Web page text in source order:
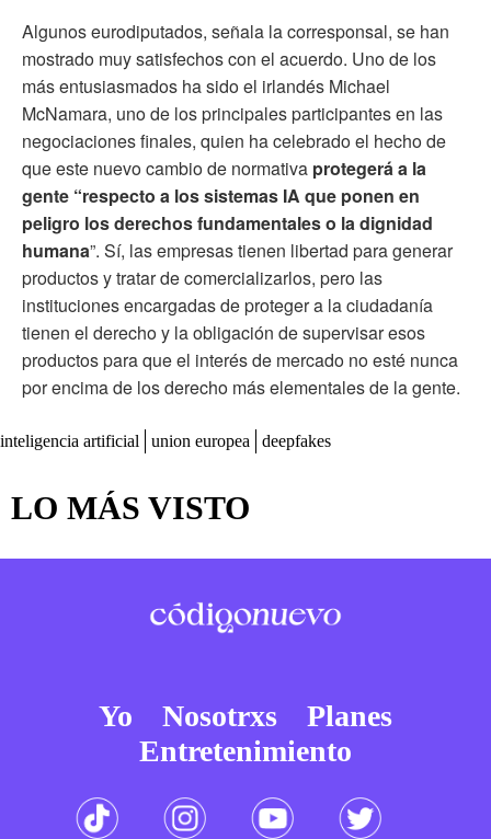
Algunos eurodiputados, señala la corresponsal, se han
mostrado muy satisfechos con el acuerdo. Uno de los
más entusiasmados ha sido el irlandés Michael
McNamara, uno de los principales participantes en las
negociaciones finales, quien ha celebrado el hecho de
que este nuevo cambio de normativa protegerá a la
gente “respecto a los sistemas IA que ponen en
peligro los derechos fundamentales o la dignidad
humana”. Sí, las empresas tienen libertad para generar
productos y tratar de comercializarlos, pero las
instituciones encargadas de proteger a la ciudadanía
tienen el derecho y la obligación de supervisar esos
productos para que el interés de mercado no esté nunca
por encima de los derecho más elementales de la gente.
inteligencia artificial union europea deepfakes
LO MÁS VISTO
Yo Nosotrxs
Planes
Entretenimiento